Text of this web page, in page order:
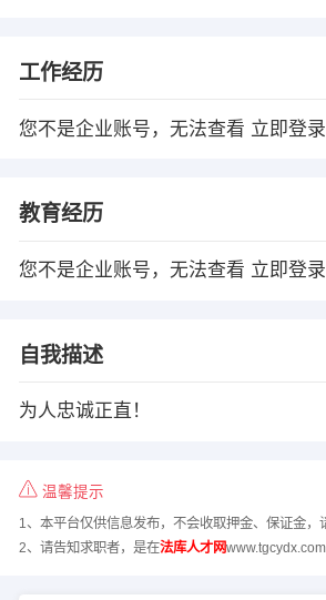
工作经历
您不是企业账号，无法查看 立即登录
教育经历
您不是企业账号，无法查看 立即登录
自我描述
为人忠诚正直！
温馨提示
1、本平台仅供信息发布，不会收取押金、保证金，
2、请告知求职者，是在法库人才网